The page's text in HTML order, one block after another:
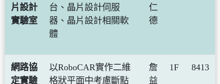
片設計
實驗室
台、晶片設計伺服
器、晶片設計相關軟
體
仁
德
網路協
定實驗
以RoboCAR實作二維
格狀平面中考慮斷點
詹
益
1F 8413